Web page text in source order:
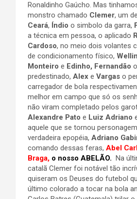
Ronaldinho Gaúcho. Mas
monstro chamado Clemer, um
Ceará, Índio o simbolo da garra,
a técnica em pessoa, o aplicado
Cardoso, no meio dois volantes
de condicionamento físico,
Monteiro e Edinho, Fernandão o
predestinado, Alex e Vargas o
carregador de bola
melhor em campo que só os
não viram completado pelos
Alexandre Pato e Luiz Adriano
aquele que se tornou
verdadeira epopéia, Adriano
comando dessas feras, Abel
Braga, o nosso ABELÃO. Na
catalã Clemer foi notável tão
quiseram os Deuses do futebol
último colorado a tocar na bola